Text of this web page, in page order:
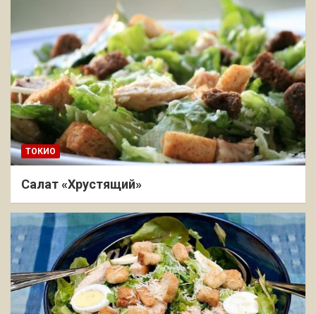
ТОКИО
Салат «Хрустящий»